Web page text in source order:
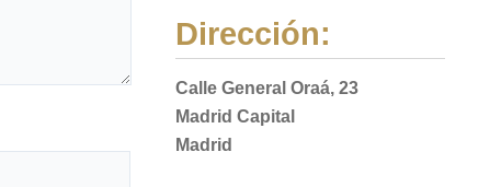
Dirección:
Calle General Oraá, 23
Madrid Capital
Madrid